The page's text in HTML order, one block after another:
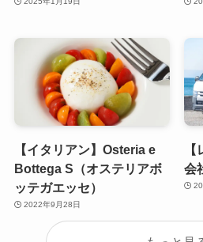
【イタリアン】Osteria e
Bottega S（オステリアボ
ッテガエッセ）
2022年9月28日
会